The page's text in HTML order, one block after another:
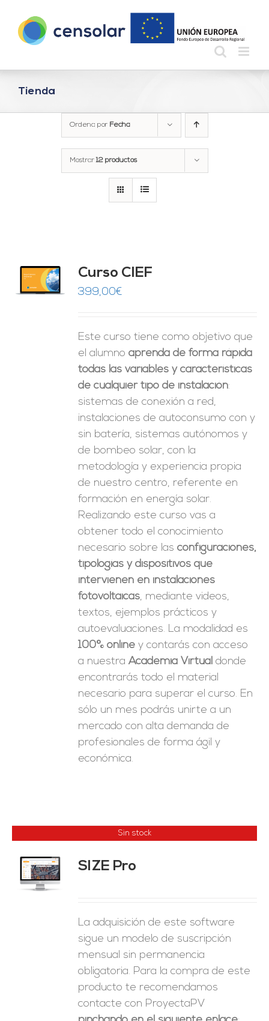
contenido
Tienda
Ordena por Fecha
Mostrar12 productos
Curso CIEF
399,00€
Este curso tiene como objetivo que
el alumnoaprenda de forma rápida
todas las variables y características
de cualquier tipo de instalación:
sistemas de conexión a red,
instalaciones de autoconsumo con y
sin batería, sistemas autónomos y
de bombeo solar, con la
metodología y experiencia propia
de nuestro centro, referente en
formación en energía solar.
Realizando este curso vas a
obtener todo el conocimiento
necesario sobre lasconfiguraciones,
tipologías y dispositivos que
intervienen en instalaciones
fotovoltaicas, mediante videos,
textos, ejemplos prácticos y
autoevaluaciones. La modalidad es
100% online y contarás con acceso
a nuestraAcademia Virtual donde
encontrarás todo el material
necesario para superar el curso. En
sólo un mes podrás unirte a un
mercado con alta demanda de
profesionales de forma ágil y
económica.
Sin stock
SIZE Pro
La adquisición de este software
sigue un modelo de suscripción
mensual sin permanencia
obligatoria. Para la compra de este
producto te recomendamos
contacte con ProyectaPV